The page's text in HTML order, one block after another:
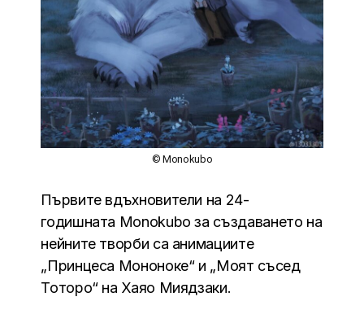
© Monokubo
Първите вдъхновители на 24-
годишната Monokubo за създаването на
нейните творби са анимациите
„Принцеса Мононоке“ и „Моят съсед
Тоторо“ на Хаяо Миядзаки.